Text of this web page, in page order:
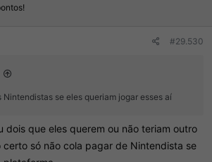
#29.530
Nintendistas se eles queriam jogar esses aí
dois que eles querem ou não teriam outro
só não cola pagar de Nintendista se